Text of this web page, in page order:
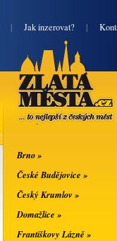
| Jak inzerovat? |
Zlatá města
... to nejlepší z
českých měst
Brno »
České Budějovice »
Český Krumlov »
Domažlice »
Františkovy Lázně »